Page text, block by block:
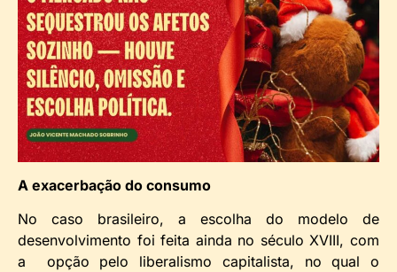
A exacerbação do consumo
No caso brasileiro, a escolha do modelo de
desenvolvimento foi feita ainda no século XVIII, com
a opção pelo liberalismo capitalista, no qual o